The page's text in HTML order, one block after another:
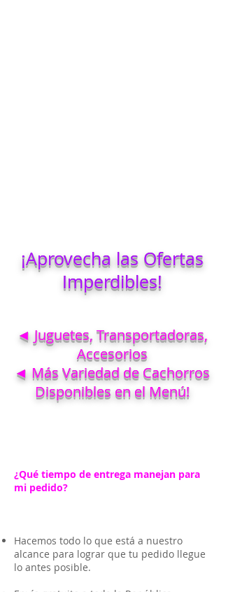
¡Aprovecha las Ofertas
Imperdibles!
◄ Juguetes, Transportadoras,
Accesorios
◄ Más Variedad de Cachorros
Disponibles en el Menú!
¿Qué tiempo de entrega manejan para
mi pedido?
Hacemos todo lo que está a nuestro
alcance para lograr que tu pedido llegue
lo antes posible.